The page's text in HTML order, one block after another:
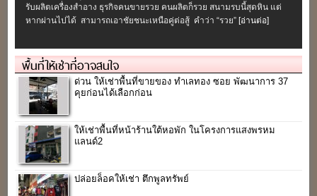
รับผลิตเครื่องสําอาง ธุรกิจคนขายรวย คนผลิตก็รวย สนามรบนี้สุดหิน แต่
หากผ่านไปได้ สามารถเอาชัยชนะเหนือคู่ต่อสู้ คำว่า “รวย”[อ่านต่อ]
พื้นที่ให้เช่าที่อาจสนใจ
ด่วน ให้เช่าพื้นที่ขายของ ทำเลทอง ซอย พัฒนาการ 37
คุยก่อนได้เลือกก่อน
ให้เช่าพื้นที่หน้าร้านใต้หอพัก ในโครงการแสงพรหม
แลนด์2
ปล่อยล็อคให้เช่า ตึกพูลทรัพย์